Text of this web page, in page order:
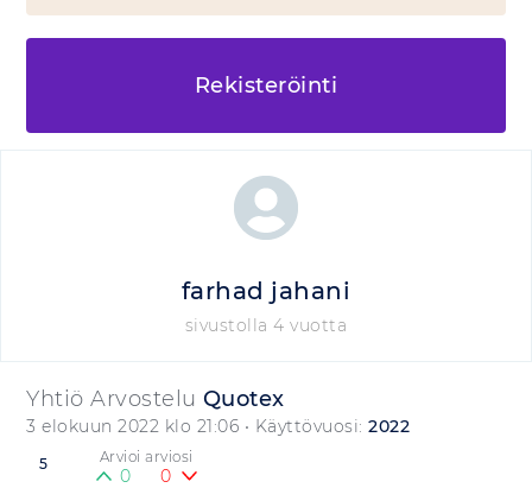
Rekisteröinti
Yhtiö Arvostelu Quotex
3 elokuun 2022 klo 21:06 • Käyttövuosi: 2022
5 Arvioi arviosi
0 0
farhad jahani
sivustolla 4 vuotta